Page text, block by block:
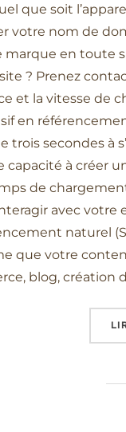
que soit
votre nom de
en toute
? Prenez
et la vitesse de
en
secondes à
capacité à
de
avec
naturel
que votre
blog, création